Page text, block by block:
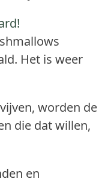
Het is weer
worden de
die dat willen,
en